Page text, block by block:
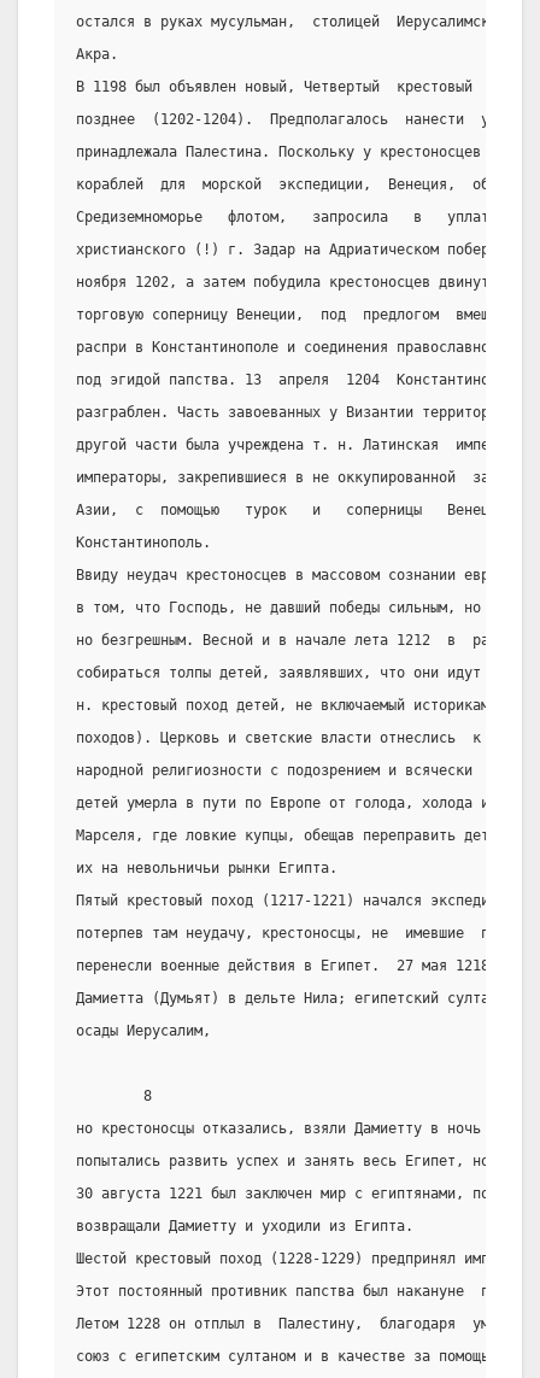
остался в руках мусульман,  столицей  Иерусалимского
Акра.
В 1198 был объявлен новый, Четвертый  крестовый
позднее  (1202-1204).  Предполагалось  нанести  удар
принадлежала Палестина. Поскольку у крестоносцев не
кораблей  для  морской  экспедиции,  Венеция,
Средиземноморье   флотом,   запросила   в   уплату
христианского (!) г. Задар на Адриатическом
ноября 1202, а затем побудила крестоносцев двинуться
торговую соперницу Венеции,  под  предлогом
распри в Константинополе и соединения православной  и
под эгидой папства. 13  апреля  1204
разграблен. Часть завоеванных у Византии территорий
другой части была учреждена т. н. Латинская  империя.
императоры, закрепившиеся в не оккупированной
Азии,  с  помощью   турок   и   соперницы   Венеции
Константинополь.
Ввиду неудач крестоносцев в массовом сознании
в том, что Господь, не давший победы сильным, но
но безгрешным. Весной и в начале лета 1212  в  разных
собираться толпы детей, заявлявших, что они идут
н. крестовый поход детей, не включаемый историками в
походов). Церковь и светские власти отнеслись  к
народной религиозности с подозрением и всячески
детей умерла в пути по Европе от голода, холода и
Марселя, где ловкие купцы, обещав переправить детей
их на невольничьи рынки Египта.
Пятый крестовый поход (1217-1221) начался
потерпев там неудачу, крестоносцы, не  имевшие
перенесли военные действия в Египет.  27 мая 1218 они
Дамиетта (Думьят) в дельте Нила; египетский султан
осады Иерусалим,
        8
но крестоносцы отказались, взяли Дамиетту в ночь  с
попытались развить успех и занять весь Египет, но
30 августа 1221 был заключен мир с египтянами, по
возвращали Дамиетту и уходили из Египта.
Шестой крестовый поход (1228-1229) предпринял
Этот постоянный противник папства был накануне
Летом 1228 он отплыл в  Палестину,  благодаря  умелым
союз с египетским султаном и в качестве за помощь